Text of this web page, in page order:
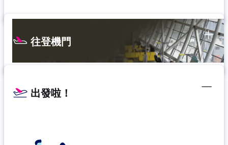
往登機門
出發啦！